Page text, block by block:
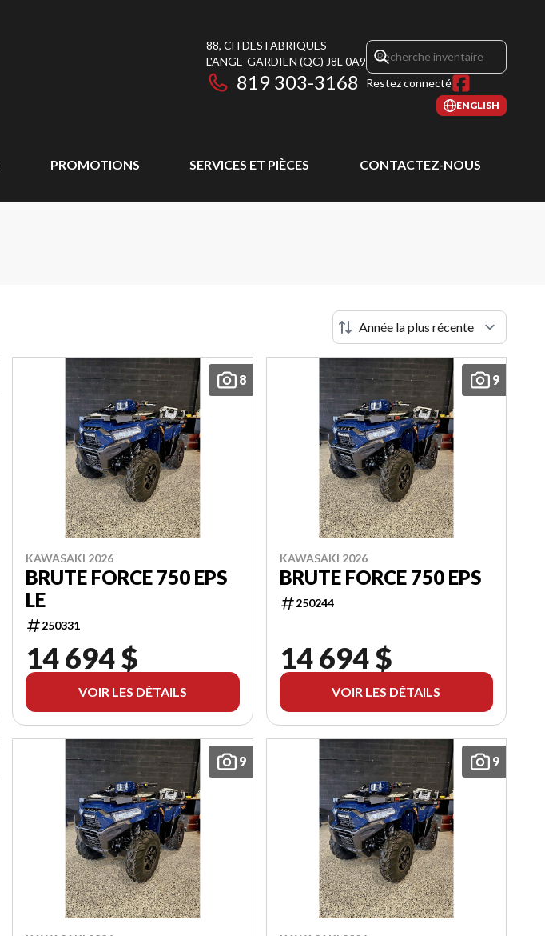
88, CH DES FABRIQUES
L'ANGE-GARDIEN (QC) J8L 0A9
819 303-3168 Restez connecté
ENGLISH
PROMOTIONS SERVICES ET PIÈCES CONTACTEZ-NOUS
8
KAWASAKI 2026
BRUTE FORCE 750 EPS
LE
250331
14 694 $
VOIR LES DÉTAILS
9
KAWASAKI 2026
BRUTE FORCE 750 EPS
250244
14 694 $
VOIR LES DÉTAILS
9 9